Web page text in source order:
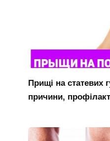
Прищі на статевих
причини,